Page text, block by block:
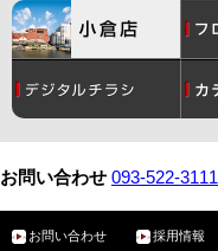
コスメ
メンズ
月間催事スケジュール
サービスガイド
お問い合わせ 093-522-3111
お問い合わせ 採用情報